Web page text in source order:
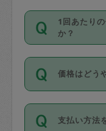
1回あたり
か？
依頼1回に
超えて依頼
利用くだ
の上事前申
価格はどう
11種類の
身が価格を
支払い方法